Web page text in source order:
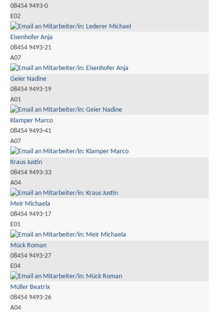
08454 9493-0
E02
Eisenhofer Anja
08454 9493-21
A07
Geier Nadine
08454 9493-19
A01
Klamper Marco
08454 9493-41
A07
Kraus Justin
08454 9493-33
A04
Meir Michaela
08454 9493-17
E01
Mück Roman
08454 9493-27
E04
Müller Beatrix
08454 9493-26
A04